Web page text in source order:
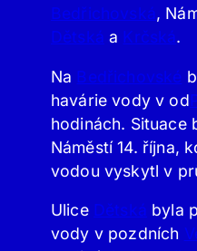
Bedřichovská,
Dětská a Krčská.
Na Bedřichovské
havárie vody v od
hodinách. Situace
Náměstí 14. října,
vodou vyskytl v
Ulice Dětská byla
vody v pozdních